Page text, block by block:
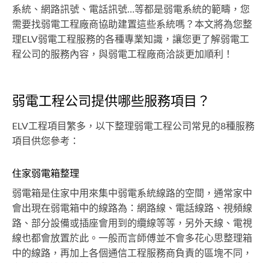
系統、網路訊號、電話訊號…等都是弱電系統的範疇，您
需要找弱電工程廠商協助建置這些系統嗎？本文將為您整
理ELV弱電工程服務的各種專業知識，讓您更了解弱電工
程公司的服務內容，與弱電工程廠商洽談更加順利！
弱電工程公司提供哪些服務項目？
ELV工程項目繁多，以下整理弱電工程公司常見的8種服務
項目供您參考：
住家弱電箱整理
弱電箱是住家中用來集中弱電系統線路的空間，通常家中
會出現在弱電箱中的線路為：網路線、電話線路、視頻線
路、部分設備或插座會用到的纜線等等，另外天線、電視
線也都會放置於此。一般而言師傅並不會多花心思整理箱
中的線路，再加上各個通信工程服務商負責的區塊不同，